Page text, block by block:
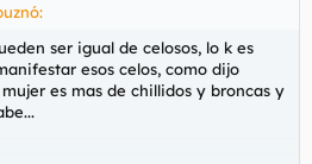
ser igual de celosos, lo k es
esos celos, como dijo
es mas de chillidos y broncas y